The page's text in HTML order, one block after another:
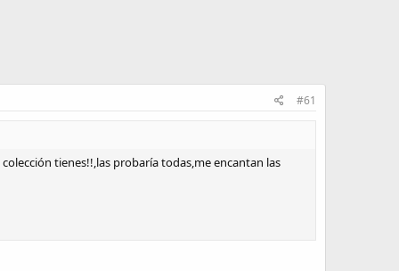
#61
tienes!!,las probaría todas,me encantan las